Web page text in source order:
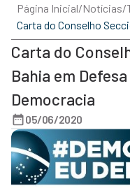
Página Inicial/Notícias/
Carta do
Bahia em
Democracia
05/06/2020